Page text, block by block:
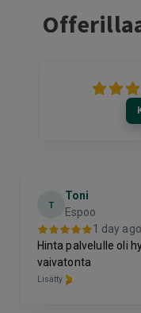
T
Toni
Espoo
1 day ago
Hinta palvelulle oli
vaivatonta
Lisätty